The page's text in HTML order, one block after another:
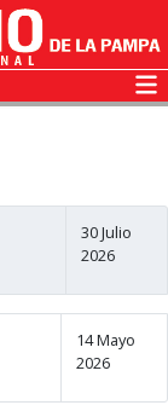
30 Julio
2026
14 Mayo
2026